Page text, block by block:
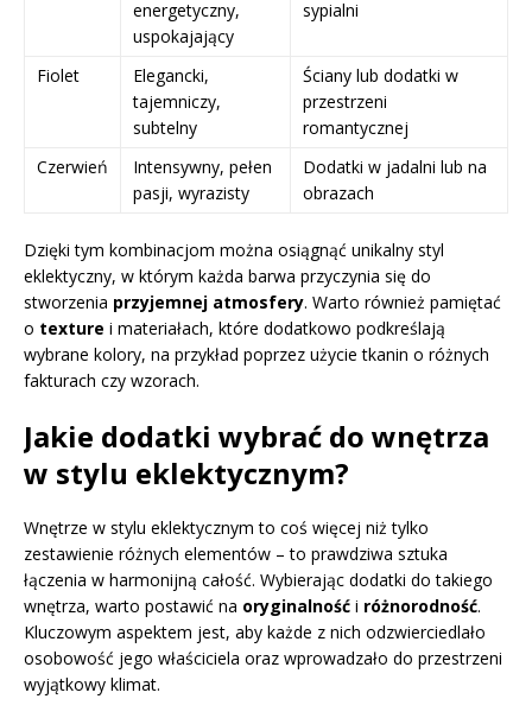
energetyczny,
uspokajający
sypialni
Fiolet
Elegancki,
tajemniczy,
subtelny
Ściany lub dodatki w
przestrzeni
romantycznej
Czerwień
Intensywny, pełen
pasji, wyrazisty
Dodatki w jadalni lub na
obrazach
Dzięki tym kombinacjom można osiągnąć unikalny styl
eklektyczny, w którym każda barwa przyczynia się do
stworzenia przyjemnej atmosfery. Warto również pamiętać
o texture i materiałach, które dodatkowo podkreślają
wybrane kolory, na przykład poprzez użycie tkanin o różnych
fakturach czy wzorach.
Jakie dodatki wybrać do wnętrza
w stylu eklektycznym?
Wnętrze w stylu eklektycznym to coś więcej niż tylko
zestawienie różnych elementów – to prawdziwa sztuka
łączenia w harmonijną całość. Wybierając dodatki do takiego
wnętrza, warto postawić na oryginalność i różnorodność.
Kluczowym aspektem jest, aby każde z nich odzwierciedlało
osobowość jego właściciela oraz wprowadzało do przestrzeni
wyjątkowy klimat.